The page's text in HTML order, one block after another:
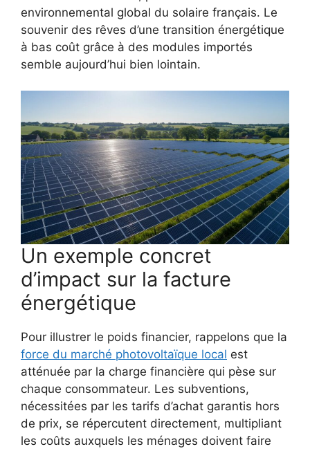
environnemental global du solaire français. Le
souvenir des rêves d’une transition énergétique
à bas coût grâce à des modules importés
semble aujourd’hui bien lointain.
Un exemple concret
d’impact sur la facture
énergétique
Pour illustrer le poids financier, rappelons que la
force du marché photovoltaïque local est
atténuée par la charge financière qui pèse sur
chaque consommateur. Les subventions,
nécessitées par les tarifs d’achat garantis hors
de prix, se répercutent directement, multipliant
les coûts auxquels les ménages doivent faire